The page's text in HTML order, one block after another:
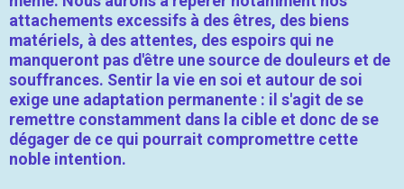
attachements excessifs à des êtres, des biens
matériels, à des attentes, des espoirs qui ne
manqueront pas d'être une source de douleurs et de
souffrances. Sentir la vie en soi et autour de soi
exige une adaptation permanente : il s'agit de se
remettre constamment dans la cible et donc de se
dégager de ce qui pourrait compromettre cette
noble intention.